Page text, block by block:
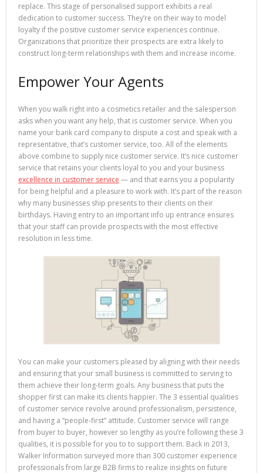
replace. This stage of personalised support exhibits a real
dedication to customer success. They’re on their way to model
loyalty if the positive customer service experiences continue.
Organizations that prioritize their prospects are extra likely to
construct long-term relationships with them and increase income.
Empower Your Agents
When you walk right into a cosmetics retailer and the salesperson
asks when you want any help, that is customer service. When you
name your bank card company to dispute a cost and speak with a
representative, that’s customer service, too. All of the elements
above combine to supply nice customer service. It’s nice customer
service that retains your clients loyal to you and your business
excellence in customer service — and that earns you a popularity
for being helpful and a pleasure to work with. It’s part of the reason
why many businesses ship presents to their clients on their
birthdays. Having entry to an important info up entrance ensures
that your staff can provide prospects with the most effective
resolution in less time.
You can make your customers pleased by aligning with their needs
and ensuring that your small business is committed to serving to
them achieve their long-term goals. Any business that puts the
shopper first can make its clients happier. The 3 essential qualities
of customer service revolve around professionalism, persistence,
and having a “people-first” attitude. Customer service will range
from buyer to buyer, however so lengthy as you’re following these 3
qualities, it is possible for you to to support them. Back in 2013,
Walker Information surveyed more than 300 customer experience
professionals from large B2B firms to realize insights on future